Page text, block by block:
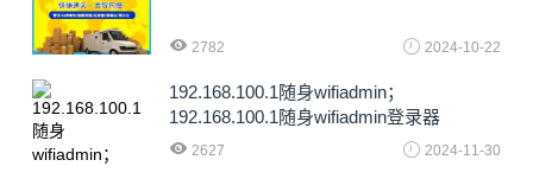
2782 2024-10-22
192.168.100.1随身wifiadmin；
192.168.100.1随身wifiadmin登录器
2627 2024-11-30